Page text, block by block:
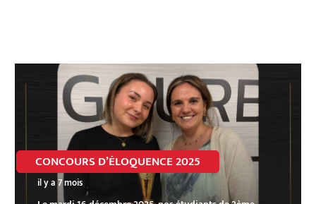
CONCOURS D’ÉLOQUENCE 2025
il y a 7 mois